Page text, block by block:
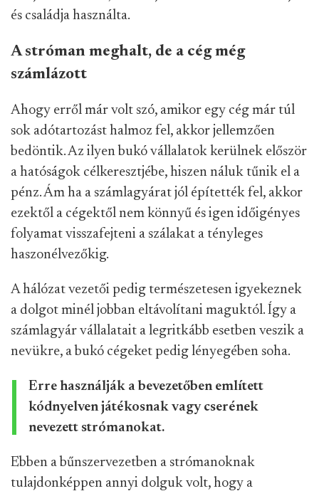
és családja használta.
A stróman meghalt, de a cég még
számlázott
Ahogy erről már volt szó, amikor egy cég már túl
sok adótartozást halmoz fel, akkor jellemzően
bedöntik. Az ilyen bukó vállalatok kerülnek először
a hatóságok célkeresztjébe, hiszen náluk tűnik el a
pénz. Ám ha a számlagyárat jól építették fel, akkor
ezektől a cégektől nem könnyű és igen időigényes
folyamat visszafejteni a szálakat a tényleges
haszonélvezőkig.
A hálózat vezetői pedig természetesen igyekeznek
a dolgot minél jobban eltávolítani maguktól. Így a
számlagyár vállalatait a legritkább esetben veszik a
nevükre, a bukó cégeket pedig lényegében soha.
Erre használják a bevezetőben említett
kódnyelven játékosnak vagy cserének
nevezett strómanokat.
Ebben a bűnszervezetben a strómanoknak
tulajdonképpen annyi dolguk volt, hogy a